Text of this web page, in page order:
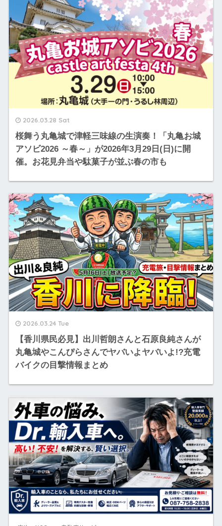
2026.03.28 Sat
桜舞う丸亀城で津軽三味線の生演奏！「丸亀お城
アソビ2026 ～春～」が2026年3月29日(日)に開
催。お花見弁当や駄菓子が並ぶ春の市も
2026.03.24 Tue
【香川県民必見】出川哲朗さんと石原良純さんが
丸亀城やこんぴらさんでヤバいよヤバいよ!?充電
バイクの目撃情報まとめ